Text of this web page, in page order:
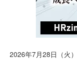
2026年7月28日（火